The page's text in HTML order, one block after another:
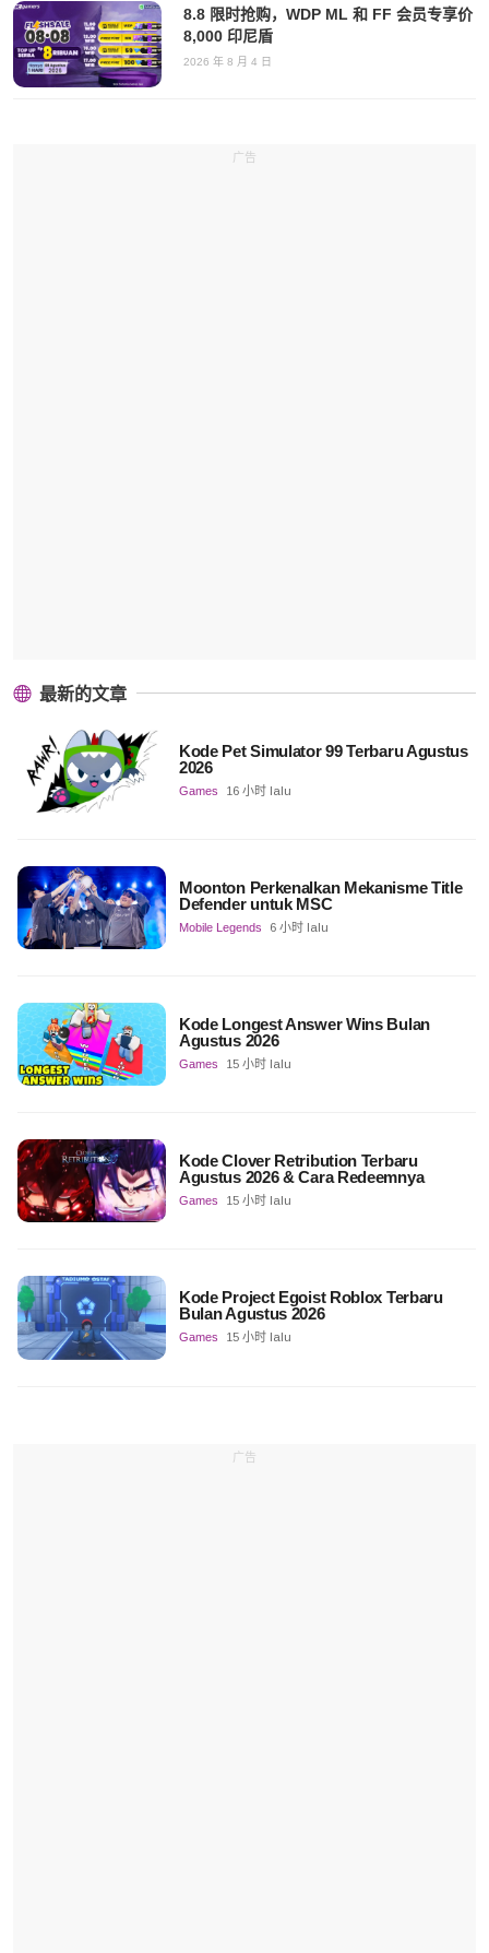
8.8 限时抢购，WDP ML 和 FF 会员专享价
8,000 印尼盾
2026 年 8 月 4 日
广告
最新的文章
Kode Pet Simulator 99 Terbaru Agustus
2026
Games 16 小时 lalu
Moonton Perkenalkan Mekanisme Title
Defender untuk MSC
Mobile Legends 6 小时 lalu
Kode Longest Answer Wins Bulan
Agustus 2026
Games 15 小时 lalu
Kode Clover Retribution Terbaru
Agustus 2026 & Cara Redeemnya
Games 15 小时 lalu
Kode Project Egoist Roblox Terbaru
Bulan Agustus 2026
Games 15 小时 lalu
广告